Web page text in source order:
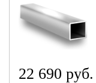
22 690 руб.